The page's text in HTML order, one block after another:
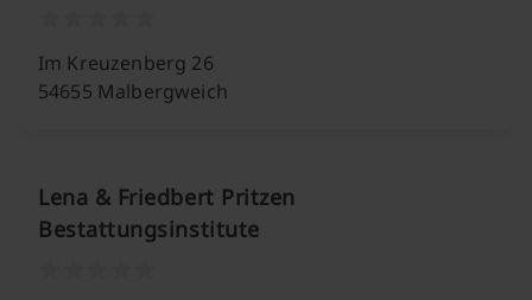
Im Kreuzenberg 26
54655 Malbergweich
Lena & Friedbert Pritzen
Bestattungsinstitute